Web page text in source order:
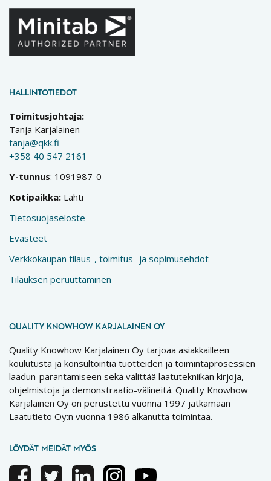
HALLINTOTIEDOT
Toimitusjohtaja:
Tanja Karjalainen
tanja@qkk.fi
+358 40 547 2161
Y-tunnus: 1091987-0
Kotipaikka: Lahti
Tietosuojaseloste
Evästeet
Verkkokaupan tilaus-, toimitus- ja sopimusehdot
Tilauksen peruuttaminen
QUALITY KNOWHOW KARJALAINEN OY
Quality Knowhow Karjalainen Oy tarjoaa asiakkailleen
koulutusta ja konsultointia tuotteiden ja toimintaprosessien
laadun-parantamiseen sekä välittää laatutekniikan kirjoja,
ohjelmistoja ja demonstraatio-välineitä. Quality Knowhow
Karjalainen Oy on perustettu vuonna 1997 jatkamaan
Laatutieto Oy:n vuonna 1986 alkanutta toimintaa.
LÖYDÄT MEIDÄT MYÖS
FacebookTwitterLinkedinInstagramYoutube